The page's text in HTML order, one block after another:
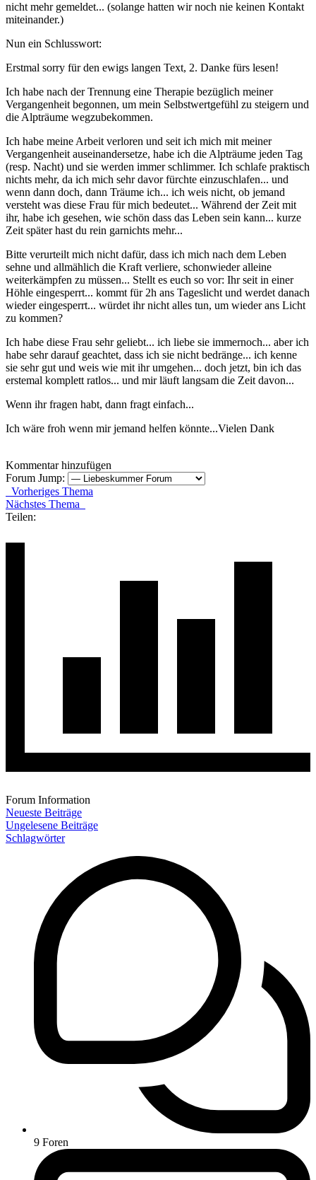
nicht mehr gemeldet... (solange hatten wir noch nie keinen Kontakt
miteinander.)
Nun ein Schlusswort:
Erstmal sorry für den ewigs langen Text, 2. Danke fürs lesen!
Ich habe nach der Trennung eine Therapie bezüglich meiner
Vergangenheit begonnen, um mein Selbstwertgefühl zu steigern und
die Alpträume wegzubekommen.
Ich habe meine Arbeit verloren und seit ich mich mit meiner
Vergangenheit auseinandersetze, habe ich die Alpträume jeden Tag
(resp. Nacht) und sie werden immer schlimmer. Ich schlafe praktisch
nichts mehr, da ich mich sehr davor fürchte einzuschlafen... und
wenn dann doch, dann Träume ich... ich weis nicht, ob jemand
versteht was diese Frau für mich bedeutet... Während der Zeit mit
ihr, habe ich gesehen, wie schön dass das Leben sein kann... kurze
Zeit später hast du rein garnichts mehr...
Bitte verurteilt mich nicht dafür, dass ich mich nach dem Leben
sehne und allmählich die Kraft verliere, schonwieder alleine
weiterkämpfen zu müssen... Stellt es euch so vor: Ihr seit in einer
Höhle eingesperrt... kommt für 2h ans Tageslicht und werdet danach
wieder eingesperrt... würdet ihr nicht alles tun, um wieder ans Licht
zu kommen?
Ich habe diese Frau sehr geliebt... ich liebe sie immernoch... aber ich
habe sehr darauf geachtet, dass ich sie nicht bedränge... ich kenne
sie sehr gut und weis wie mit ihr umgehen... doch jetzt, bin ich das
erstemal komplett ratlos... und mir läuft langsam die Zeit davon...
Wenn ihr fragen habt, dann fragt einfach...
Ich wäre froh wenn mir jemand helfen könnte...Vielen Dank
Kommentar hinzufügen
Forum Jump:
Vorheriges Thema
Nächstes Thema
Teilen:
Forum Information
Neueste Beiträge
Ungelesene Beiträge
Schlagwörter
9 Foren